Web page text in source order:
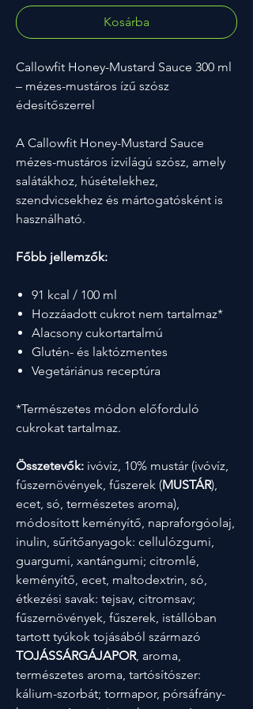
Kosárba
Callowfit Honey-Mustard Sauce 300 ml
– mézes-mustáros ízű szósz
édesítőszerrel
A Callowfit Honey-Mustard Sauce
mézes-mustáros ízvilágú szósz, amely
salátákhoz, húsételekhez,
szendvicsekhez és mártogatósként is
használható.
Főbb jellemzők:
91 kcal / 100 ml
Hozzáadott cukrot nem tartalmaz*
Alacsony cukortartalmú
Glutén- és laktózmentes
Vegetáriánus receptúra
*Természetes módon előforduló
cukrokat tartalmaz.
Összetevők: ivóvíz, 10% mustár (ivóvíz,
fűszernövények, fűszerek (MUSTÁR),
ecet, só, természetes aroma),
módosított keményítő, napraforgóolaj,
inulin, sűrítőanyagok: cellulózgumi,
guargumi, xantángumi; citromlé,
keményítő, ecet, maltodextrin, só,
étkezési savak: tejsav, citromsav;
fűszernövények, fűszerek, istállóban
tartott tyúkok tojásából származó
TOJÁSSÁRGÁJAPOR, aroma,
természetes aroma, tartósítószer:
kálium-szorbát; tormapor, pórsáfrány-